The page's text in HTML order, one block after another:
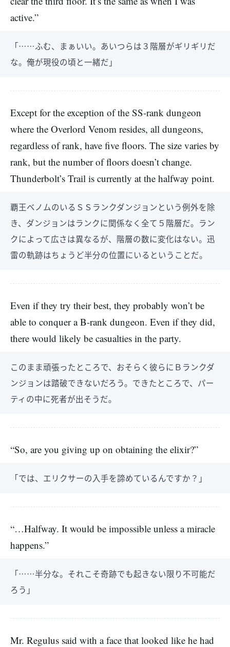
active.”
「……ふむ、まぁいい。あいつらは３階層がギリギリだ
な。俺が現役の頃と一緒だ」
Except for the exception of the SS-rank dungeon
where the Overlord Venom resides, all dungeons,
regardless of rank, have five floors. The size varies by
rank, but the number of floors doesn’t change.
Thunderbolt’s Trail is currently at the halfway point.
覇王ベノムのいるＳＳランクダンジョンという例外を除
き、ダンジョンはランクに関係なく全て５階層だ。ラン
クによって広さは異なるが、階層の数に変化はない。迅
雷の軌跡はちょうど半分の位置にいるということだ。
Even if they try their best, they probably won’t be
able to conquer a B-rank dungeon. Even if they did,
there would likely be casualties in the party.
このまま頑張ったところで、おそらく彼らにＢランクダ
ンジョンは踏破できないだろう。できたところで、パー
ティの中に死者が出そうだ。
“So, are you giving up on obtaining the elixir?”
「では、エリクサーの入手を諦めているんですか？」
“…Halfway. It would be impossible unless a miracle
happens.”
「……半分な。それこそ奇跡でも起きない限り不可能だ
ろう」
Mr. Regulus said with a face that looked like he had